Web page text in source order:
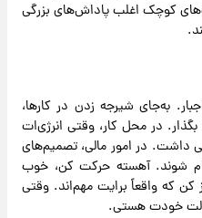
کوچک اغلب پاداش‌های بزرگی
به‌جای شیرجه زدن در کارها،
در محل کار، وقتی انرژی‌ات
داشت. در امور مالی، تصمیم‌های
شوند. آهسته حرکت کن، خوب
کن که واقعاً برایت مهم‌اند. وقتی
خودت هستی.